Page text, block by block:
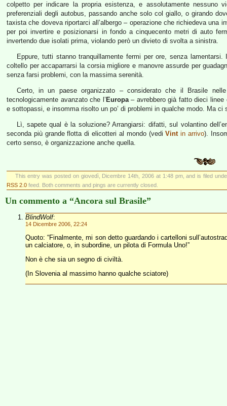
colpetto per indicare la propria esistenza, e assolutamente nessuno
preferenziali degli autobus, passando anche solo col giallo, o girando
taxista che doveva riportarci all’albergo – operazione che richiedeva
per poi invertire e posizionarsi in fondo a cinquecento metri di auto
invertendo due isolati prima, violando però un divieto di svolta a sinistra.
Eppure, tutti stanno tranquillamente fermi per ore, senza
coltello per accaparrarsi la corsia migliore e manovre assurde per
senza farsi problemi, con la massima serenità.
Certo, in un paese organizzato – considerato che il Brasile
tecnologicamente avanzato che l’ Europa– avrebbero già fatto dieci linee
e sottopassi, e insomma risolto un po’ di problemi in qualche modo. Ma
Lì, sapete qual è la soluzione? Arrangiarsi: difatti, sul volantino
seconda più grande flotta di elicotteri al mondo (vediVintin arrivo).
certo senso, è organizzazione anche quella.
This entry was posted on giovedì, Dicembre 14th, 2006 at 1:48 pm, and is filed
RSS 2.0 feed. Both comments and pings are currently closed.
Un commento a “Ancora sul Brasile”
BlindWolf:
14 Dicembre 2006, 22:24
Quoto: “Finalmente, mi son detto guardando i cartelloni
un calciatore, o, in subordine, un pilota di Formula Uno!”
Non è che sia un segno di civiltà.
(In Slovenia al massimo hanno qualche sciatore)